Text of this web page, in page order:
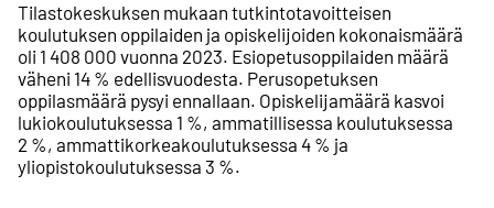
Tilastokeskuksen mukaan tutkintotavoitteisen
koulutuksen oppilaiden ja opiskelijoiden kokonaismäärä
oli 1 408 000 vuonna 2023. Esiopetusoppilaiden määrä
väheni 14 % edellisvuodesta. Perusopetuksen
oppilasmäärä pysyi ennallaan. Opiskelijamäärä kasvoi
lukiokoulutuksessa 1 %, ammatillisessa koulutuksessa
2 %, ammattikorkeakoulutuksessa 4 % ja
yliopistokoulutuksessa 3 %.